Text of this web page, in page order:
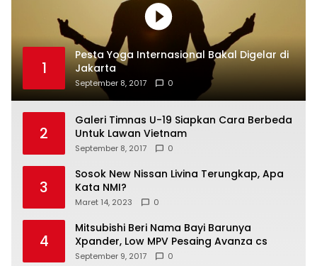
1
Pesta Yoga Internasional Bakal Digelar di
Jakarta
September 8, 2017 0
2
Galeri Timnas U-19 Siapkan Cara Berbeda
Untuk Lawan Vietnam
September 8, 2017 0
3
Sosok New Nissan Livina Terungkap, Apa
Kata NMI?
Maret 14, 2023 0
4
Mitsubishi Beri Nama Bayi Barunya
Xpander, Low MPV Pesaing Avanza cs
September 9, 2017 0